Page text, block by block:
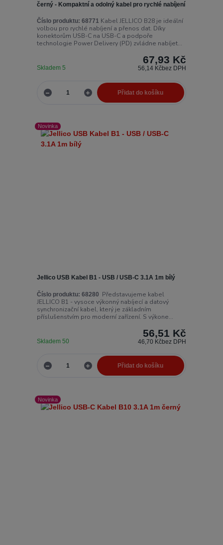
černý - Kompaktní a odolný kabel pro rychlé nabíjení
Číslo produktu: 68771Kabel JELLICO B28 je ideální
volbou pro rychlé nabíjení a přenos dat. Díky
konektorům USB-C na USB-C a podpoře
technologie Power Delivery (PD) zvládne nabíjet...
67,93 Kč
56,14 Kčbez DPH
Skladem 5
Přidat do košíku
Novinka
Jellico USB Kabel B1 - USB / USB-C 3.1A 1m bílý
Číslo produktu: 68280 Představujeme kabel
JELLICO B1 - vysoce výkonný nabíjecí a datový
synchronizační kabel, který je základním
příslušenstvím pro moderní zařízení. S výkone...
56,51 Kč
46,70 Kčbez DPH
Skladem 50
Přidat do košíku
Novinka